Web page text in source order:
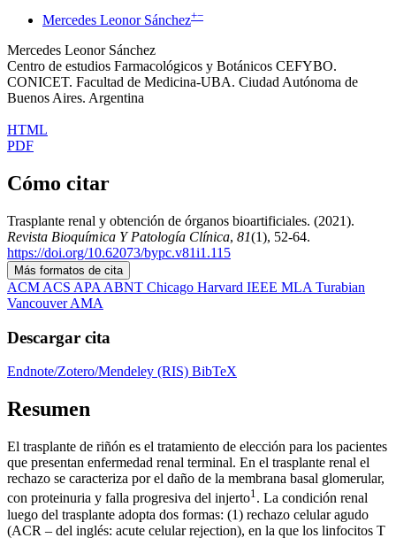
Mercedes Leonor Sánchez+−
Mercedes Leonor Sánchez
Centro de estudios Farmacológicos y Botánicos CEFYBO.
CONICET. Facultad de Medicina-UBA. Ciudad Autónoma de
Buenos Aires. Argentina
HTML
PDF
Cómo citar
Trasplante renal y obtención de órganos bioartificiales. (2021).
Revista Bioquímica Y Patología Clínica, 81(1), 52-64.
https://doi.org/10.62073/bypc.v81i1.115
Más formatos de cita
ACM ACS APA ABNT Chicago Harvard IEEE MLA Turabian
VancouverAMA
Descargar cita
Endnote/Zotero/Mendeley (RIS) BibTeX
Resumen
El trasplante de riñón es el tratamiento de elección para los pacientes
que presentan enfermedad renal terminal. En el trasplante renal el
rechazo se caracteriza por el daño de la membrana basal glomerular,
con proteinuria y falla progresiva del injerto1. La condición renal
luego del trasplante adopta dos formas: (1) rechazo celular agudo
(ACR – del inglés: acute celular rejection), en la que los linfocitos T